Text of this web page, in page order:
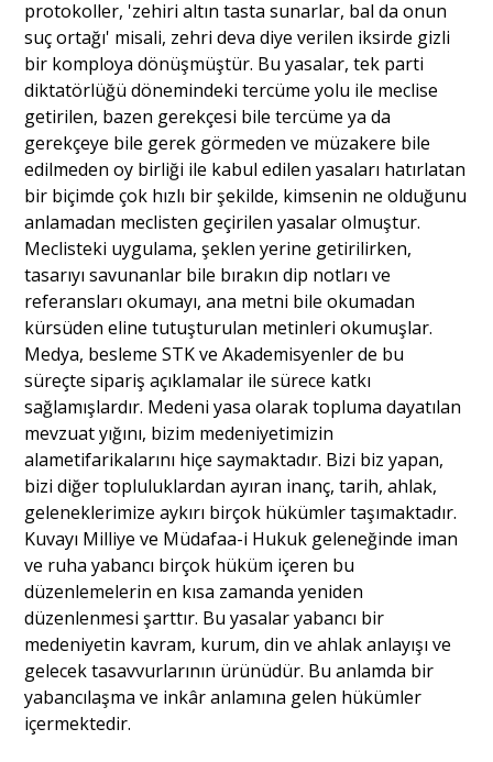
protokoller, 'zehiri altın tasta sunarlar, bal da onun
suç ortağı' misali, zehri deva diye verilen iksirde gizli
bir komploya dönüşmüştür. Bu yasalar, tek parti
diktatörlüğü dönemindeki tercüme yolu ile meclise
getirilen, bazen gerekçesi bile tercüme ya da
gerekçeye bile gerek görmeden ve müzakere bile
edilmeden oy birliği ile kabul edilen yasaları hatırlatan
bir biçimde çok hızlı bir şekilde, kimsenin ne olduğunu
anlamadan meclisten geçirilen yasalar olmuştur.
Meclisteki uygulama, şeklen yerine getirilirken,
tasarıyı savunanlar bile bırakın dip notları ve
referansları okumayı, ana metni bile okumadan
kürsüden eline tutuşturulan metinleri okumuşlar.
Medya, besleme STK ve Akademisyenler de bu
süreçte sipariş açıklamalar ile sürece katkı
sağlamışlardır. Medeni yasa olarak topluma dayatılan
mevzuat yığını, bizim medeniyetimizin
alametifarikalarını hiçe saymaktadır. Bizi biz yapan,
bizi diğer topluluklardan ayıran inanç, tarih, ahlak,
geleneklerimize aykırı birçok hükümler taşımaktadır.
Kuvayı Milliye ve Müdafaa-i Hukuk geleneğinde iman
ve ruha yabancı birçok hüküm içeren bu
düzenlemelerin en kısa zamanda yeniden
düzenlenmesi şarttır. Bu yasalar yabancı bir
medeniyetin kavram, kurum, din ve ahlak anlayışı ve
gelecek tasavvurlarının ürünüdür. Bu anlamda bir
yabancılaşma ve inkâr anlamına gelen hükümler
içermektedir.